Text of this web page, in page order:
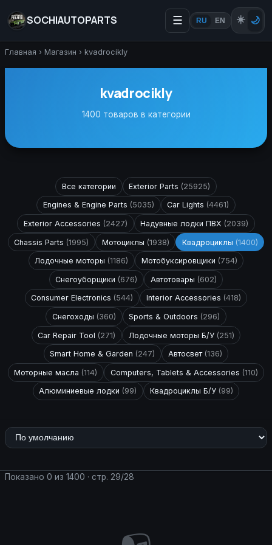
SOCHIAUTOPARTS ☰ RU EN ☀️ 🌙
Главная › Магазин › kvadrocikly
kvadrocikly
1400 товаров в категории
Все категории Exterior Parts (25925)
Engines & Engine Parts (5035) Car Lights (4461)
Exterior Accessories (2427) Надувные лодки ПВХ (2039)
Chassis Parts (1995) Мотоциклы (1938) Квадроциклы (1400)
Лодочные моторы (1186) Мотобуксировщики (754)
Снегоуборщики (676) Автотовары (602)
Consumer Electronics (544) Interior Accessories (418)
Снегоходы (360) Sports & Outdoors (296)
Car Repair Tool (271) Лодочные моторы Б/У (251)
Smart Home & Garden (247) Автосвет (136)
Моторные масла (114) Computers, Tablets & Accessories (110)
Алюминиевые лодки (99) Квадроциклы Б/У (99)
Показано 0 из 1400 · стр. 29/28